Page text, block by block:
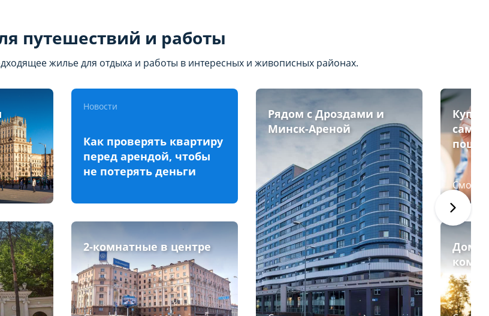
путешествий и работы
жилье для отдыха и работы в интересных и живописных районах.
Новости
Как проверять квартиру
перед арендой, чтобы
не потерять деньги
2-комнатные в центре
Рядом с Дроздами и
Минск-Ареной
Дома